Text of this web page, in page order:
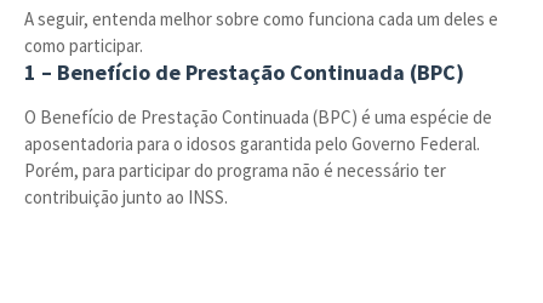
A seguir, entenda melhor sobre como funciona cada um deles e
como participar.
1 – Benefício de Prestação Continuada (BPC)
O Benefício de Prestação Continuada (BPC) é uma espécie de
aposentadoria para o idosos garantida pelo Governo Federal.
Porém, para participar do programa não é necessário ter
contribuição junto ao INSS.